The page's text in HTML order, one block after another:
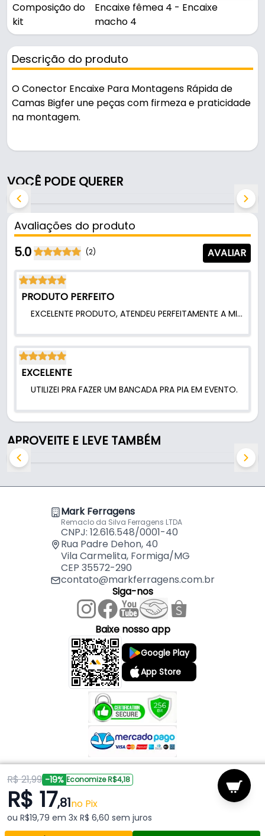
R$ 21,99 -19% Economize R$4,18
R$ 17,81no Pix
ou R$19,79 em 3x R$ 6,60 sem juros
Composição do
kit
Encaixe fêmea 4 - Encaixe
macho 4
Descrição do produto
O Conector Encaixe Para Montagens Rápida de
Camas Bigfer une peças com firmeza e praticidade
na montagem.
por parafuso (não acompanha).
Características:
- Modelo: Invisível 100 mm
- Material: Aço
- Material do corpo: Aço
- Cor: Bi Cromatizado
- Comprimento: 100mm
- Dimensões: 100 mm
- Fixação: Parafuso (Não acompanha)
- Comercializado: Kit (1cama)
- Indicado: Montagens de Cama
- Composição do kit: Encaixe fêmea 4 - Encaixe
macho 4
Conteúdo da embalagem
Suporte E: 2 unidades
Suporte A: 4 unidades
VOCÊ PODE QUERER
Avaliações do produto
5.0 (2) AVALIAR
PRODUTO PERFEITO
EXCELENTE PRODUTO, ATENDEU PERFEITAMENTE A MINHA NECESSIDADE.
EXCELENTE
UTILIZEI PRA FAZER UM BANCADA PRA PIA EM EVENTO.
APROVEITE E LEVE TAMBÉM
Mark Ferragens
Remaclo da Silva Ferragens LTDA
CNPJ: 12.616.548/0001-40
Rua Padre Dehon, 40
Vila Carmelita, Formiga/MG
CEP 35572-290
contato@markferragens.com.br
Siga-nos
Baixe nosso app
Google Play
App Store
Copyright © 2026 Mark Ferragens. Todos os direitos reservados.